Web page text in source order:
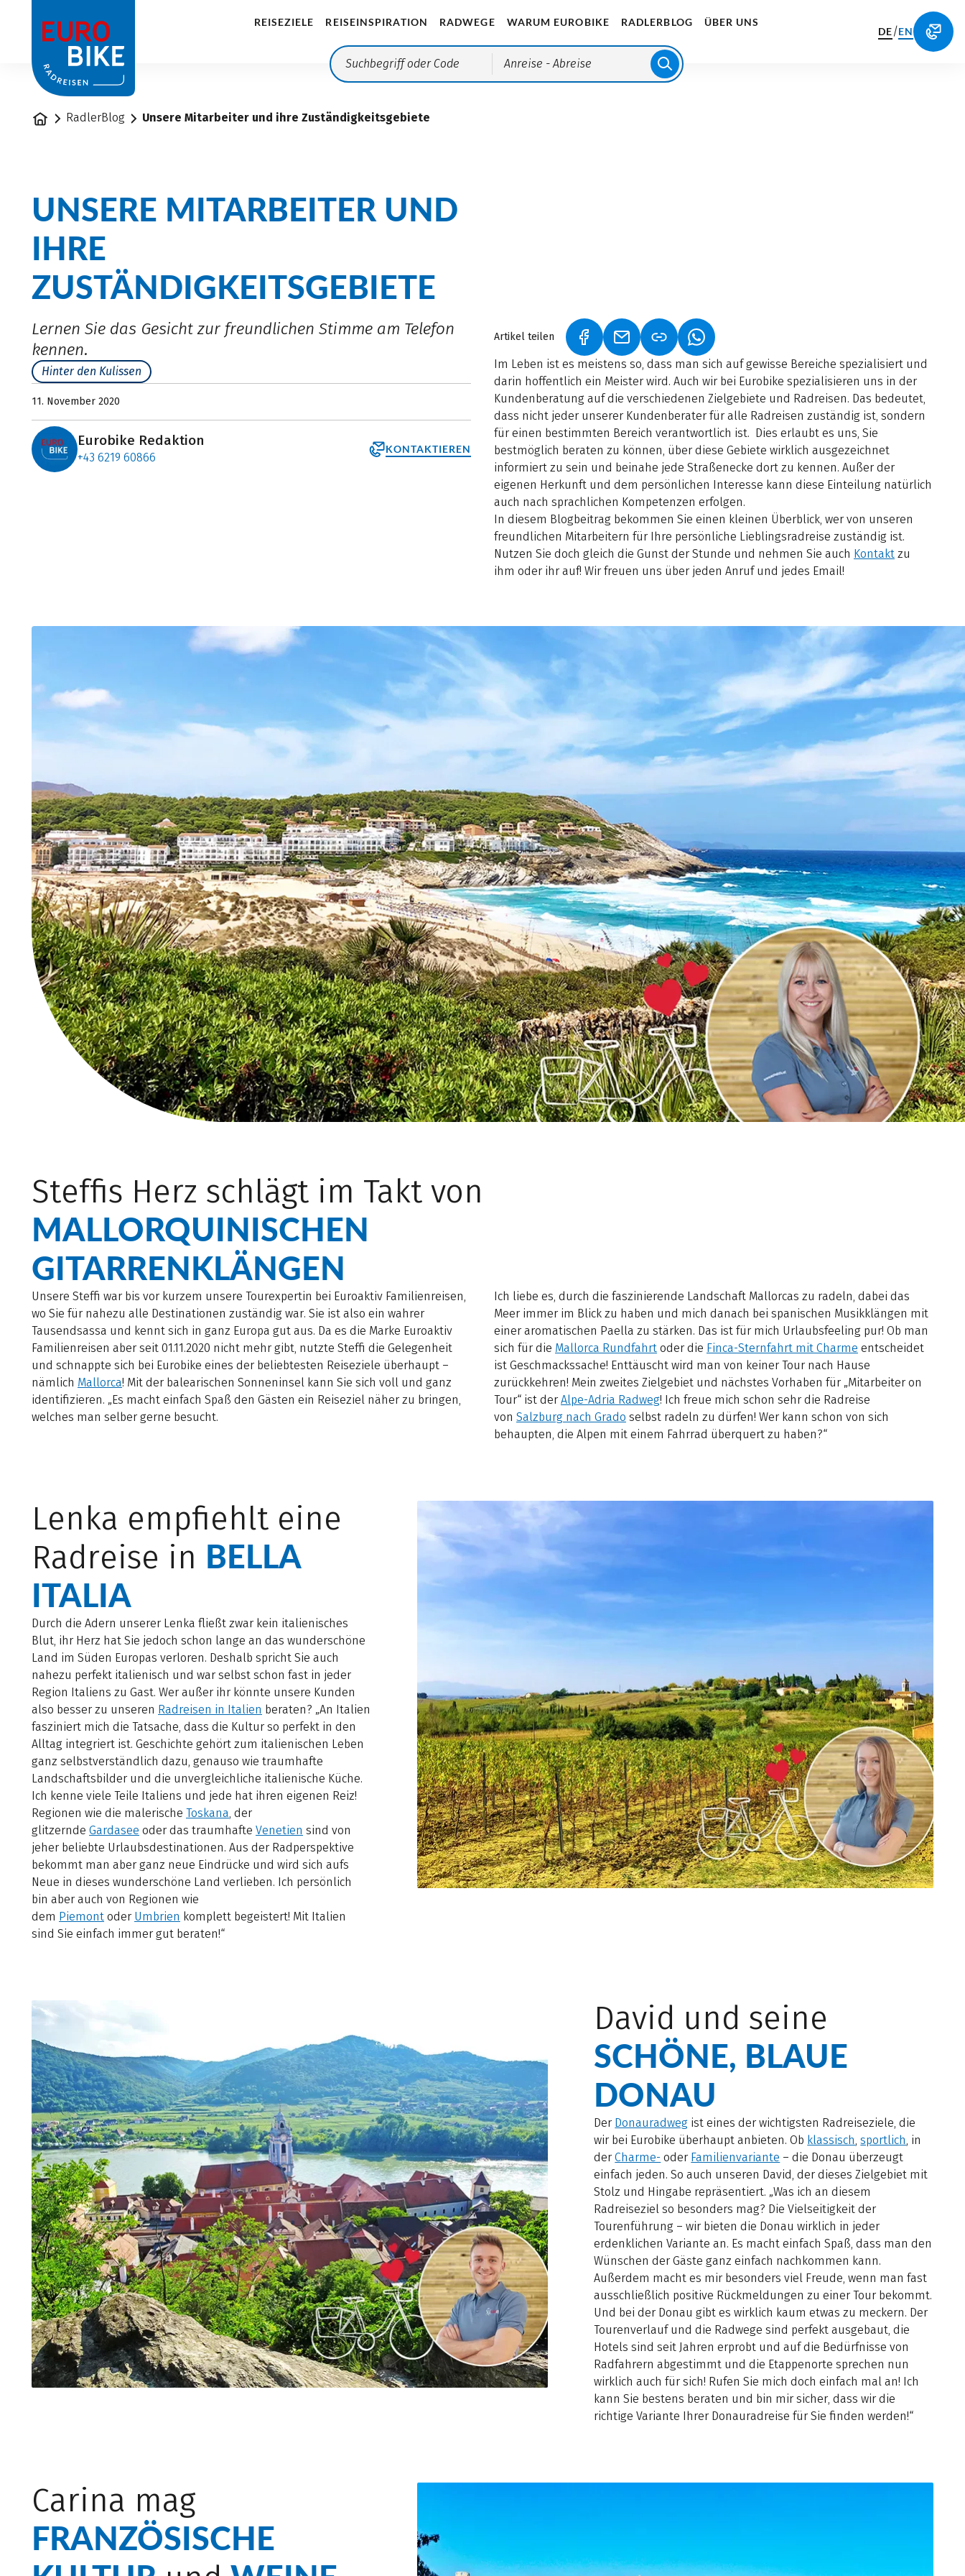
REISEZIELE REISEINSPIRATION RADWEGE WARUM EUROBIKE RADLERBLOG ÜBER UNS
Anreise - Abreise
DE/EN
StartseiteRadlerBlog Unsere Mitarbeiter und ihre Zuständigkeitsgebiete
UNSERE MITARBEITER UND
IHRE
ZUSTÄNDIGKEITSGEBIETE
Lernen Sie das Gesicht zur freundlichen Stimme am Telefon
kennen.
Hinter den Kulissen
11. November 2020
Eurobike Redaktion
+43 6219 60866
KONTAKTIEREN
Artikel teilen (LINK ÖFFNET IN NEUEM TAB)
(LINK ÖFFNET IN NEUEM TAB)
(LINK ÖFFNET IN NEUEM TAB)
Im Leben ist es meistens so, dass man sich auf gewisse Bereiche spezialisiert und
darin hoffentlich ein Meister wird. Auch wir bei Eurobike spezialisieren uns in der
Kundenberatung auf die verschiedenen Zielgebiete und Radreisen. Das bedeutet,
dass nicht jeder unserer Kundenberater für alle Radreisen zuständig ist, sondern
für einen bestimmten Bereich verantwortlich ist. Dies erlaubt es uns, Sie
bestmöglich beraten zu können, über diese Gebiete wirklich ausgezeichnet
informiert zu sein und beinahe jede Straßenecke dort zu kennen. Außer der
eigenen Herkunft und dem persönlichen Interesse kann diese Einteilung natürlich
auch nach sprachlichen Kompetenzen erfolgen.
In diesem Blogbeitrag bekommen Sie einen kleinen Überblick, wer von unseren
freundlichen Mitarbeitern für Ihre persönliche Lieblingsradreise zuständig ist.
Nutzen Sie doch gleich die Gunst der Stunde und nehmen Sie auch Kontaktzu
ihm oder ihr auf! Wir freuen uns über jeden Anruf und jedes Email!
Steffis Herz schlägt im Takt von
MALLORQUINISCHEN
GITARRENKLÄNGEN
Unsere Steffi war bis vor kurzem unsere Tourexpertin bei Euroaktiv Familienreisen,
wo Sie für nahezu alle Destinationen zuständig war. Sie ist also ein wahrer
Tausendsassa und kennt sich in ganz Europa gut aus. Da es die Marke Euroaktiv
Familienreisen aber seit 01.11.2020 nicht mehr gibt, nutzte Steffi die Gelegenheit
und schnappte sich bei Eurobike eines der beliebtesten Reiseziele überhaupt –
nämlich Mallorca! Mit der balearischen Sonneninsel kann Sie sich voll und ganz
identifizieren. „Es macht einfach Spaß den Gästen ein Reiseziel näher zu bringen,
welches man selber gerne besucht.
Ich liebe es, durch die faszinierende Landschaft Mallorcas zu radeln, dabei das
Meer immer im Blick zu haben und mich danach bei spanischen Musikklängen mit
einer aromatischen Paella zu stärken. Das ist für mich Urlaubsfeeling pur! Ob man
sich für die Mallorca Rundfahrtoder die Finca-Sternfahrt mit Charme entscheidet
ist Geschmackssache! Enttäuscht wird man von keiner Tour nach Hause
zurückkehren! Mein zweites Zielgebiet und nächstes Vorhaben für „Mitarbeiter on
Tour“ ist der Alpe-Adria Radweg! Ich freue mich schon sehr die Radreise
von Salzburg nach Grado selbst radeln zu dürfen! Wer kann schon von sich
behaupten, die Alpen mit einem Fahrrad überquert zu haben?“
Lenka empfiehlt eine
Radreise in BELLA
ITALIA
Durch die Adern unserer Lenka fließt zwar kein italienisches
Blut, ihr Herz hat Sie jedoch schon lange an das wunderschöne
Land im Süden Europas verloren. Deshalb spricht Sie auch
nahezu perfekt italienisch und war selbst schon fast in jeder
Region Italiens zu Gast. Wer außer ihr könnte unsere Kunden
also besser zu unseren Radreisen in Italien beraten? „An Italien
fasziniert mich die Tatsache, dass die Kultur so perfekt in den
Alltag integriert ist. Geschichte gehört zum italienischen Leben
ganz selbstverständlich dazu, genauso wie traumhafte
Landschaftsbilder und die unvergleichliche italienische Küche.
Ich kenne viele Teile Italiens und jede hat ihren eigenen Reiz!
Regionen wie die malerische Toskana , der
glitzernde Gardasee oder das traumhafte Venetien sind von
jeher beliebte Urlaubsdestinationen. Aus der Radperspektive
bekommt man aber ganz neue Eindrücke und wird sich aufs
Neue in dieses wunderschöne Land verlieben. Ich persönlich
bin aber auch von Regionen wie
dem Piemont oder Umbrien komplett begeistert! Mit Italien
sind Sie einfach immer gut beraten!“
David und seine
SCHÖNE, BLAUE
DONAU
Der Donauradweg ist eines der wichtigsten Radreiseziele, die
wir bei Eurobike überhaupt anbieten. Ob klassisch ,sportlich , in
derCharme- oder Familienvariante – die Donau überzeugt
einfach jeden. So auch unseren David, der dieses Zielgebiet mit
Stolz und Hingabe repräsentiert. „Was ich an diesem
Radreiseziel so besonders mag? Die Vielseitigkeit der
Tourenführung – wir bieten die Donau wirklich in jeder
erdenklichen Variante an. Es macht einfach Spaß, dass man den
Wünschen der Gäste ganz einfach nachkommen kann.
Außerdem macht es mir besonders viel Freude, wenn man fast
ausschließlich positive Rückmeldungen zu einer Tour bekommt.
Und bei der Donau gibt es wirklich kaum etwas zu meckern. Der
Tourenverlauf und die Radwege sind perfekt ausgebaut, die
Hotels sind seit Jahren erprobt und auf die Bedürfnisse von
Radfahrern abgestimmt und die Etappenorte sprechen nun
wirklich auch für sich! Rufen Sie mich doch einfach mal an! Ich
kann Sie bestens beraten und bin mir sicher, dass wir die
richtige Variante Ihrer Donauradreise für Sie finden werden!“
Carina mag
FRANZÖSISCHE